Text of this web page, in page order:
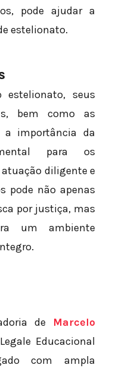
pode ajudar a
estelionato.
estelionato, seus
bem como as
a importância da
para os
diligente e
pode não apenas
por justiça, mas
um ambiente
de Marcelo
Educacional
com ampla